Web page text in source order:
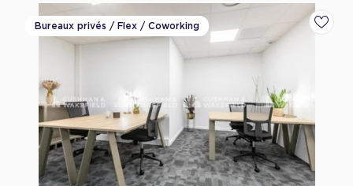
Location de plateformes Logistique à Le Havre
Achat de plateformes Logistique
Achat de plateformes Logistique en Bretagne
Achat de plateformes Logistique à Lyon
Achat de plateformes Logistique à Marseille
Achat de plateformes Logistique à Dijon
Bureaux privés / Flex / Coworking